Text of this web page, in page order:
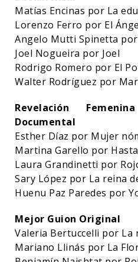
Matías Encinas por La
Lorenzo Ferro por El
Angelo Mutti Spinetta
Joel Nogueira por Joel
Rodrigo Romero por El
Walter Rodríguez por
Revelación
Documental
Esther Díaz por Mujer
Martina Garello por
Laura Grandinetti por
Sary López por La reina
Huenu Paz Paredes por
Mejor Guion Original
Valeria Bertuccelli por La
Mariano Llinás por La